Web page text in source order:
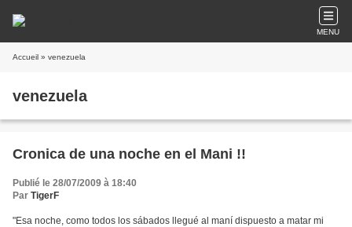
MENU
Accueil » venezuela
venezuela
Cronica de una noche en el Mani !!
Publié le 28/07/2009 à 18:40
Par TigerF
"Esa noche, como todos los sábados llegué al maní dispuesto a matar mi